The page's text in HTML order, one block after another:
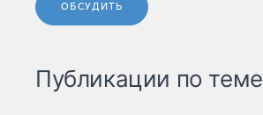
ОБСУДИТЬ
Публикации по теме